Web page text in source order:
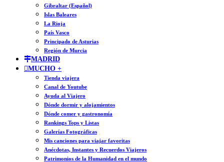
Gibraltar (Español)
Islas Baleares
La Rioja
País Vasco
Principado de Asturias
Región de Murcia
MADRID
MUCHO +
Tienda viajera
Canal de Youtube
Ayuda al Viajero
Dónde dormir y alojamientos
Dónde comer y gastronomía
Rankings Tops y Listas
Galerías Fotográficas
Mis canciones para viajar favoritas
Anécdotas, Instantes y Recuerdos Viajeros
Patrimonios de la Humanidad en el mundo